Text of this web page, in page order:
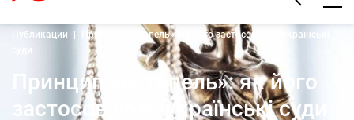
Публикации
Принцип «естопель»: як його застосовують українські
Принцип «естопель»: як його
застосовують українські суди